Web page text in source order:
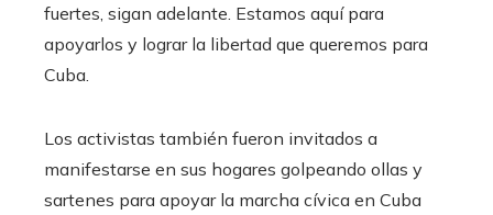
fuertes, sigan adelante. Estamos aquí para
apoyarlos y lograr la libertad que queremos para
Cuba.
Los activistas también fueron invitados a
manifestarse en sus hogares golpeando ollas y
sartenes para apoyar la marcha cívica en Cuba